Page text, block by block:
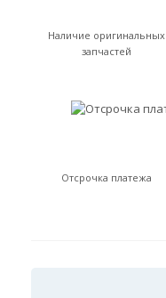
Наличие оригинальных
запчастей
Отсрочка платежа